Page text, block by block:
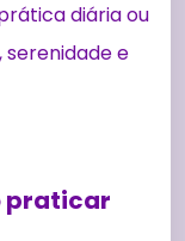
diária ou
e
praticar